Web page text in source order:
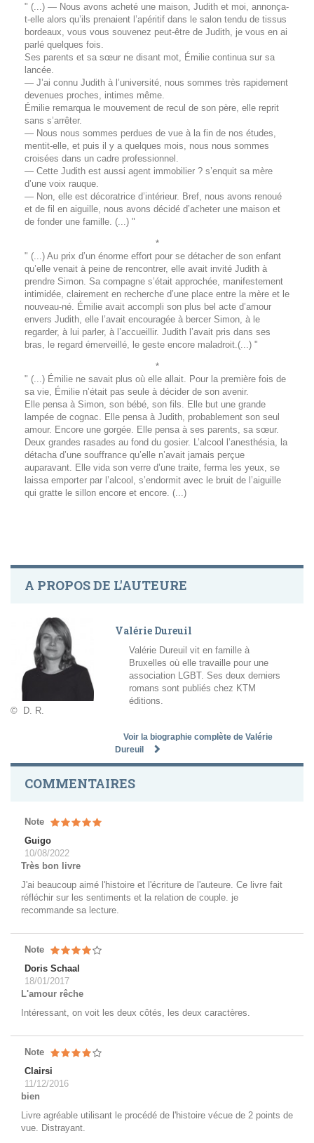
" (...) — Nous avons acheté une maison, Judith et moi, annonça-
t-elle alors qu’ils prenaient l’apéritif dans le salon tendu de tissus
bordeaux, vous vous souvenez peut-être de Judith, je vous en ai
parlé quelques fois.
Ses parents et sa sœur ne disant mot, Émilie continua sur sa
lancée.
— J’ai connu Judith à l’université, nous sommes très rapidement
devenues proches, intimes même.
Émilie remarqua le mouvement de recul de son père, elle reprit
sans s’arrêter.
— Nous nous sommes perdues de vue à la fin de nos études,
mentit-elle, et puis il y a quelques mois, nous nous sommes
croisées dans un cadre professionnel.
— Cette Judith est aussi agent immobilier ? s’enquit sa mère
d’une voix rauque.
— Non, elle est décoratrice d’intérieur. Bref, nous avons renoué
et de fil en aiguille, nous avons décidé d’acheter une maison et
de fonder une famille. (...) "
*
" (...) Au prix d’un énorme effort pour se détacher de son enfant
qu’elle venait à peine de rencontrer, elle avait invité Judith à
prendre Simon. Sa compagne s’était approchée, manifestement
intimidée, clairement en recherche d’une place entre la mère et le
nouveau-né. Émilie avait accompli son plus bel acte d’amour
envers Judith, elle l’avait encouragée à bercer Simon, à le
regarder, à lui parler, à l’accueillir. Judith l’avait pris dans ses
bras, le regard émerveillé, le geste encore maladroit.(...) "
*
" (...) Émilie ne savait plus où elle allait. Pour la première fois de
sa vie, Émilie n’était pas seule à décider de son avenir.
Elle pensa à Simon, son bébé, son fils. Elle but une grande
lampée de cognac. Elle pensa à Judith, probablement son seul
amour. Encore une gorgée. Elle pensa à ses parents, sa sœur.
Deux grandes rasades au fond du gosier. L’alcool l’anesthésia, la
détacha d’une souffrance qu’elle n’avait jamais perçue
auparavant. Elle vida son verre d’une traite, ferma les yeux, se
laissa emporter par l’alcool, s’endormit avec le bruit de l’aiguille
qui gratte le sillon encore et encore. (...)
A PROPOS DE L'AUTEURE
© D. R.
Valérie Dureuil
Valérie Dureuil vit en famille à
Bruxelles où elle travaille pour une
association LGBT. Ses deux derniers
romans sont publiés chez KTM
éditions.
Voir la biographie complète de Valérie
Dureuil
COMMENTAIRES
Note
Guigo
10/08/2022
Très bon livre
J'ai beaucoup aimé l'histoire et l'écriture de l'auteure. Ce livre fait
réfléchir sur les sentiments et la relation de couple. je
recommande sa lecture.
Note
Doris Schaal
18/01/2017
L'amour rêche
Intéressant, on voit les deux côtés, les deux caractères.
Note
Clairsi
11/12/2016
bien
Livre agréable utilisant le procédé de l'histoire vécue de 2 points de
vue. Distrayant.